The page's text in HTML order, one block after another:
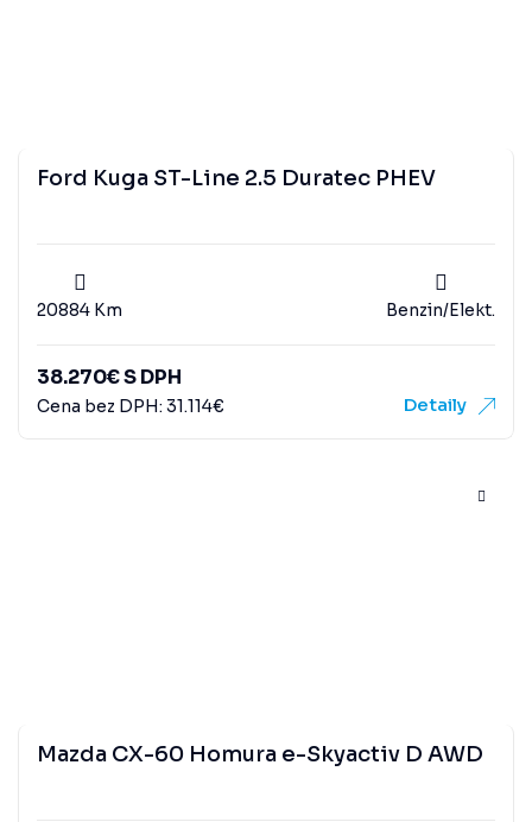
Ford Kuga ST-Line 2.5 Duratec PHEV
20884 Km Benzin/Elekt.
38.270€S DPH
Cena bez DPH: 31.114€ Detaily
Mazda CX-60 Homura e-Skyactiv D AWD